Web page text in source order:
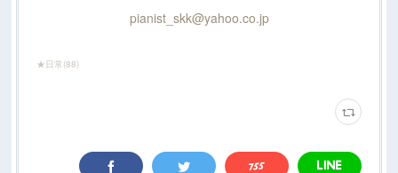
pianist_skk@yahoo.co.jp
★日常(88)